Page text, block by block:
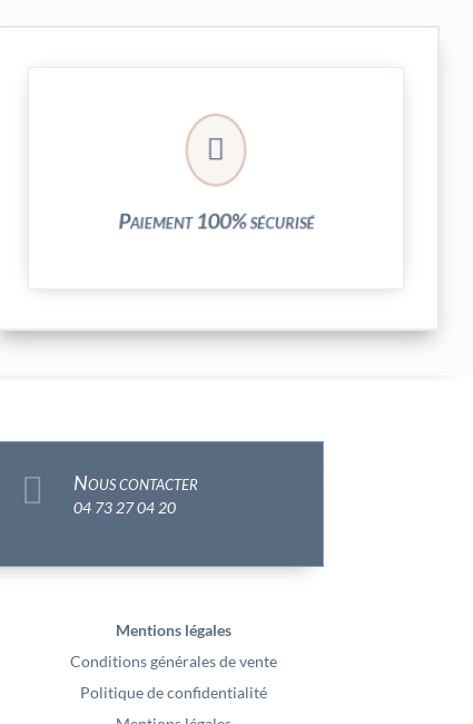

Paiement 100% sécurisé
Vos transactions par carte bancaire sont
entièrement sécurisées grâce au système
crypté de notre partenaire PayPlug.
 Nous contacter
04 73 27 04 20
Mentions légales
Conditions générales de vente
Politique de confidentialité